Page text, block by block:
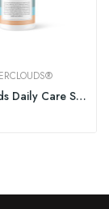
Waterclouds Daily Care Shampoo